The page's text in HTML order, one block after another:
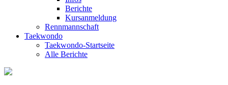
Berichte
Kursanmeldung
Rennmannschaft
Taekwondo
Taekwondo-Startseite
Alle Berichte